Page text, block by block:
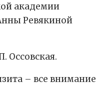
академии
Ревякиной
Оссовская.
– все внимание